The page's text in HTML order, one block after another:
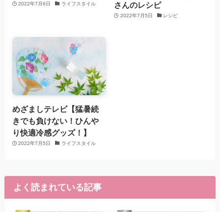
2022年7月6日 ライフスタイル
さんのレシピ
2022年7月5日 レシピ
めざましテレビ【猛暑続
きでも負けない！ひんや
り快適冷感グッズ！】
2022年7月5日 ライフスタイル
よく読まれている記事